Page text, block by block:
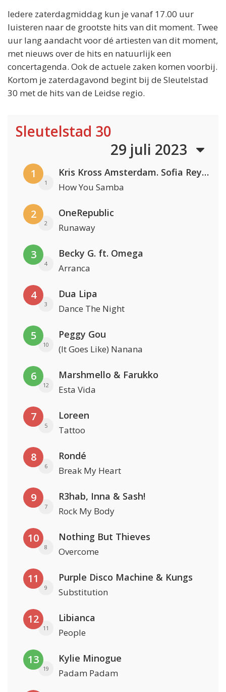
Iedere zaterdagmiddag kun je vanaf 17.00 uur
luisteren naar de grootste hits van dit moment. Twee
uur lang aandacht voor dé artiesten van dit moment,
met nieuws over de hits en natuurlijk een
concertagenda. Ook de actuele zaken komen voorbij.
Kortom je zaterdagavond begint bij de Sleutelstad
30 met de hits van de Leidse regio.
Sleutelstad 30
29 juli 2023
1
1
Kris Kross Amsterdam. Sofia Reyes & Tinie Tempah
How You Samba
2
2
OneRepublic
Runaway
3
4
Becky G. ft. Omega
Arranca
4
3
Dua Lipa
Dance The Night
5
10
Peggy Gou
(It Goes Like) Nanana
6
12
Marshmello & Farukko
Esta Vida
7
5
Loreen
Tattoo
8
6
Rondé
Break My Heart
9
7
R3hab, Inna & Sash!
Rock My Body
10
8
Nothing But Thieves
Overcome
11
9
Purple Disco Machine & Kungs
Substitution
12
11
Libianca
People
13
19
Kylie Minogue
Padam Padam